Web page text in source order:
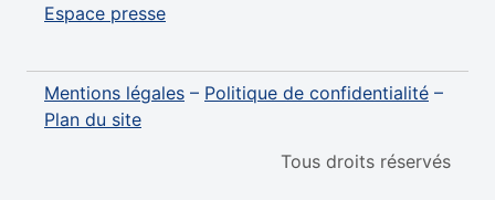
Espace presse
Mentions légales – Politique de confidentialité –
Plan du site
Tous droits réservés